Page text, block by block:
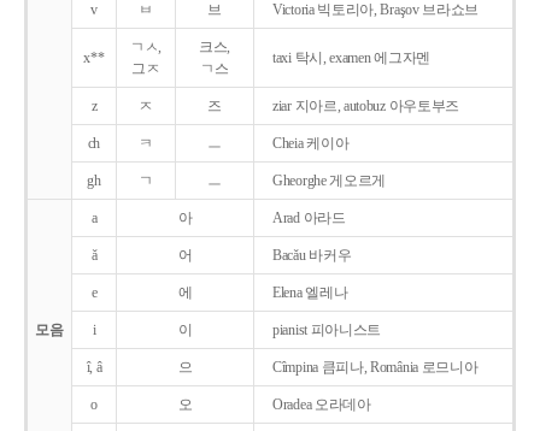
v ㅂ 브 Victoria 빅토리아, Braşov 브라쇼브
x**
ㄱㅅ,
그ㅈ
크스,
ㄱ스
taxi 탁시, examen 에그자멘
z ㅈ 즈 ziar 지아르, autobuz 아우토부즈
ch ㅋ ㅡ Cheia 케이아
gh ㄱ ㅡ Gheorghe 게오르게
모음
a 아 Arad 아라드
ǎ 어 Bacǎu 바커우
e 에 Elena 엘레나
i 이 pianist 피아니스트
î, â 으 Cîmpina 큼피나, România 로므니아
o 오 Oradea 오라데아